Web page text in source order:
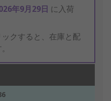
年9月29日 に入荷
ックすると、在庫と配